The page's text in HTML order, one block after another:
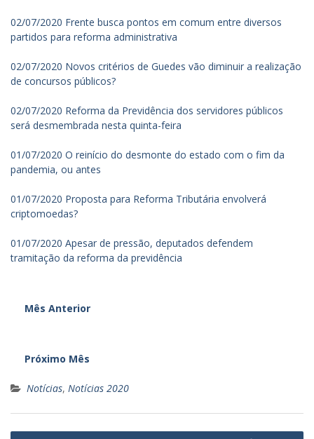
02/07/2020 Frente busca pontos em comum entre diversos
partidos para reforma administrativa
02/07/2020 Novos critérios de Guedes vão diminuir a realização
de concursos públicos?
02/07/2020 Reforma da Previdência dos servidores públicos
será desmembrada nesta quinta-feira
01/07/2020 O reinício do desmonte do estado com o fim da
pandemia, ou antes
01/07/2020 Proposta para Reforma Tributária envolverá
criptomoedas?
01/07/2020 Apesar de pressão, deputados defendem
tramitação da reforma da previdência
Mês Anterior
Próximo Mês
Notícias, Notícias 2020
Navegação